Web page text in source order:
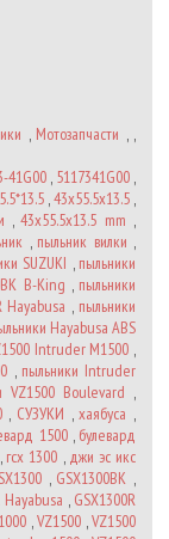
, Мотозапчасти , ,
41G00, 5117341G00,
,43х55.5х13.5,
,43x55.5x13.5 mm ,
, пыльник вилки ,
SUZUKI , пыльники
B-King , пыльники
Hayabusa , пыльники
Hayabusa ABS
Intruder M1500 ,
, пыльники Intruder
VZ1500 Boulevard ,
, СУЗУКИ ,хаябуса ,
1500, булевард
, гсх 1300 , джи эс икс
, GSX1300BK ,
Hayabusa , GSX1300R
,VZ1500 ,VZ1500